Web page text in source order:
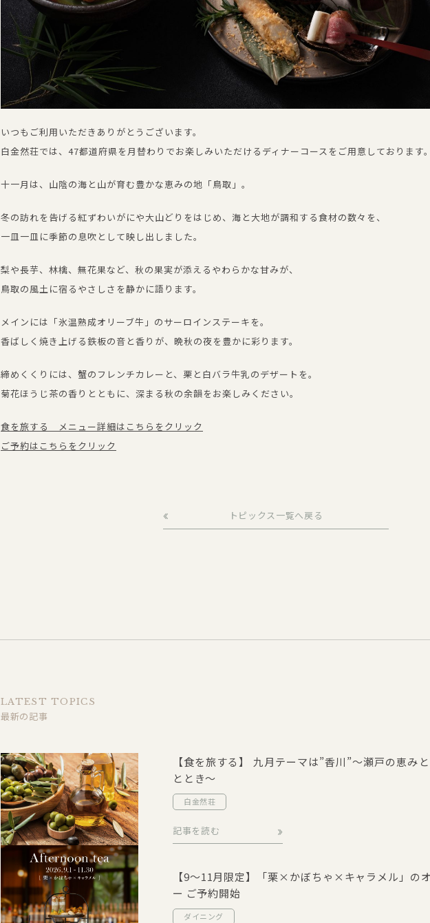
いつもご利用いただきありがとうございます。
白金然荘では、47都道府県を月替わりでお楽しみいただけるディナーコースをご用意しております
十一月は、山陰の海と山が育む豊かな恵みの地「鳥取」。
冬の訪れを告げる紅ずわいがにや大山どりをはじめ、海と大地が調和する食材の数々を、
一皿一皿に季節の息吹として映し出しました。
梨や長芋、林檎、無花果など、秋の果実が添えるやわらかな甘みが、
鳥取の風土に宿るやさしさを静かに語ります。
メインには「氷温熟成オリーブ牛」のサーロインステーキを。
香ばしく焼き上げる鉄板の音と香りが、晩秋の夜を豊かに彩ります。
締めくくりには、蟹のフレンチカレーと、栗と白バラ牛乳のデザートを。
菊花ほうじ茶の香りとともに、深まる秋の余韻をお楽しみください。
食を旅する メニュー詳細はこちらをクリック
ご予約はこちらをクリック
トピックス一覧へ戻る
LATEST TOPICS
最新の記事
【食を旅する】 九月テーマは”香川”～瀬戸の恵み
ととき～
白金然荘
記事を読む
【9～11月限定】「栗×かぼちゃ×キャラメル」の
ー ご予約開始
ダイニング